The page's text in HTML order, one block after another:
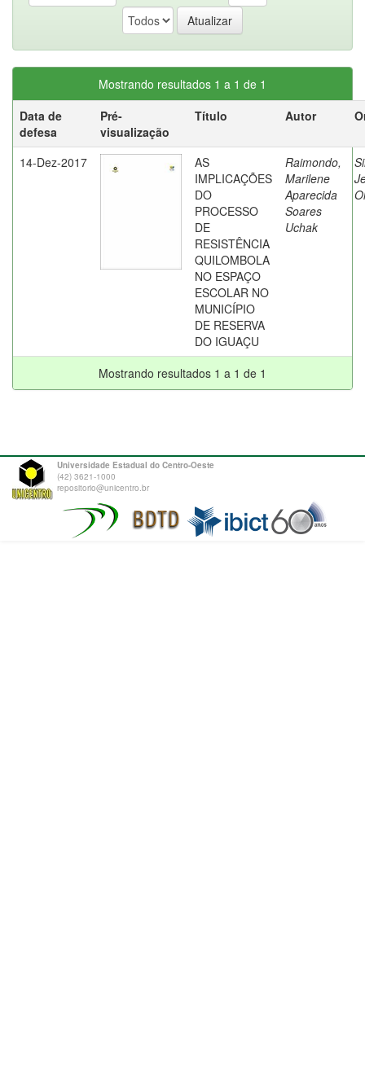
Mostrando resultados 1 a 1 de 1
Data de
defesa
Pré-
visualização
Título Autor
14-Dez-2017
AS
IMPLICAÇÕES
DO
PROCESSO
DE
RESISTÊNCIA
QUILOMBOLA
NO ESPAÇO
ESCOLAR NO
MUNICÍPIO
DE RESERVA
DO IGUAÇU
Raimondo,
Marilene
Aparecida
Soares
Uchak
Mostrando resultados 1 a 1 de 1
Universidade Estadual do Centro-Oeste
(42) 3621-1000
repositorio@unicentro.br